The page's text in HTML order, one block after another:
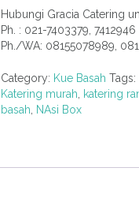
Hubungi Gracia Catering
Ph. : 021-7403379, 7412946
Ph./WA: 08155078989,
Category: Kue Basah Tags:
Katering murah
katering
basah
NAsi Box